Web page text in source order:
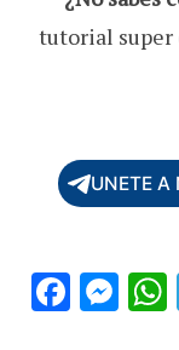
tutorial super
UNETE A
F M